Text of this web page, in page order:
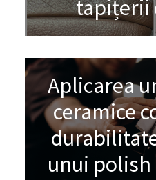
tapițerii
Aplicarea
ceramice
unui